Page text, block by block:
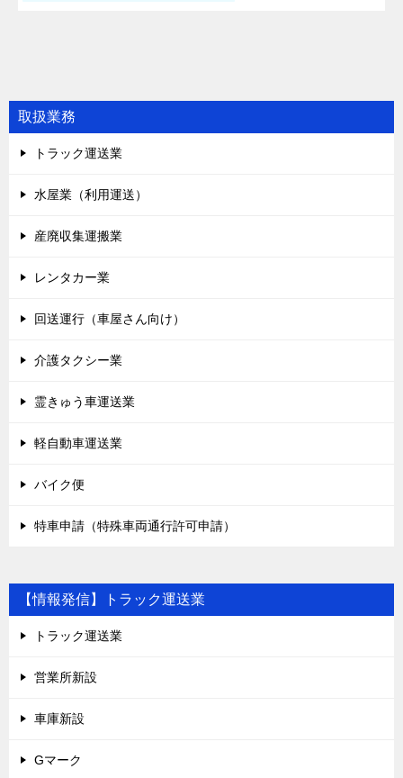
ナ
ビ
ー
ン
取扱業務
トラック運送業
水屋業（利用運送）
産廃収集運搬業
レンタカー業
回送運行（車屋さん向け）
介護タクシー業
霊きゅう車運送業
軽自動車運送業
バイク便
特車申請（特殊車両通行許可申請）
【情報発信】トラック運送業
トラック運送業
営業所新設
車庫新設
Gマーク